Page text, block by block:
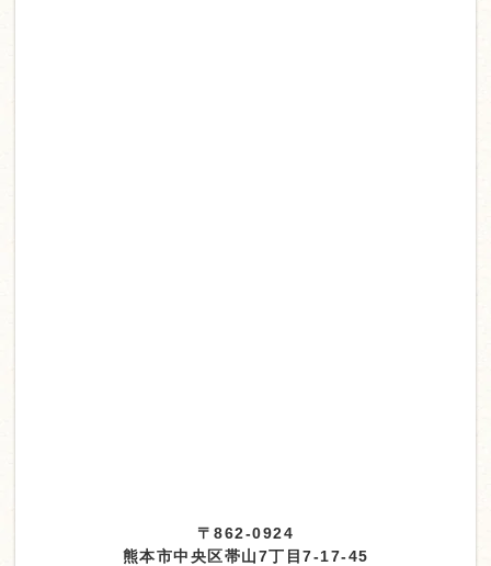
〒862-0924
熊本市中央区帯山7丁目7-17-45